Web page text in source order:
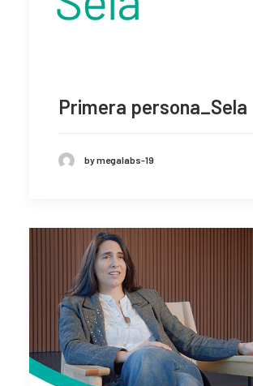
Primera persona_Sela
by megalabs-19